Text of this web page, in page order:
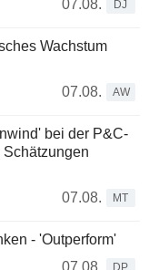
07.08. DJ
Wachstum
07.08.
AW
bei der P&C-
07.08.
MT
- 'Outperform'
07.08.
DP